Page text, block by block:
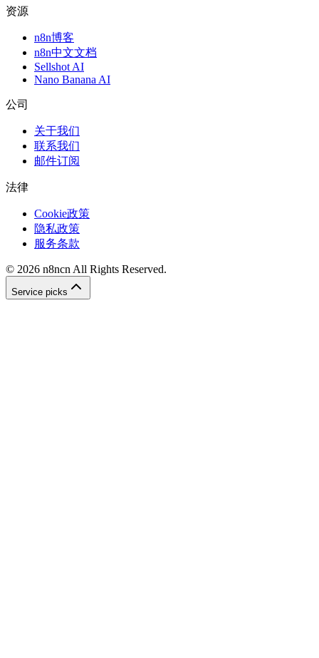
资源
n8n博客
n8n中文文档
Sellshot AI
Nano Banana AI
公司
关于我们
联系我们
邮件订阅
法律
Cookie政策
隐私政策
服务条款
© 2026 n8ncn All Rights Reserved.
Service picks